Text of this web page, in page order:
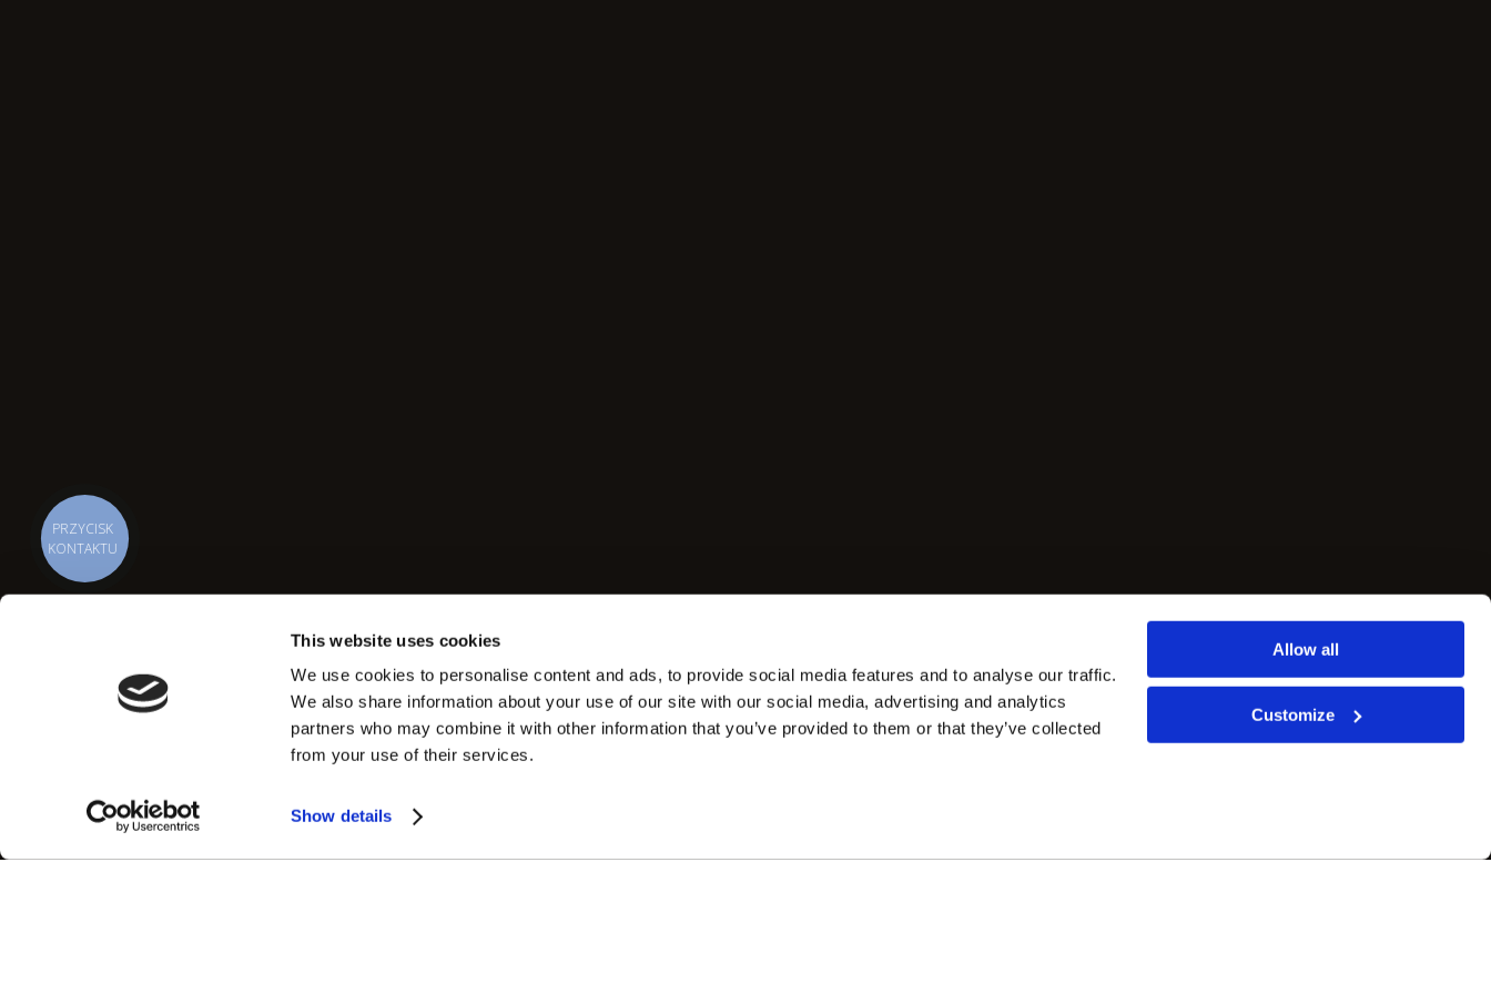
This website uses cookies
We use cookies to personalise content and ads, to provide social media features and to analyse our traffic.
We also share information about your use of our site with our social media, advertising and analytics
partners who may combine it with other information that you’ve provided to them or that they’ve collected
from your use of their services.
Show details
Allow all
Customize
PRZYCISK
KONTAKTU